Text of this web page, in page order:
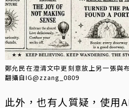
鄭允民在澄清文中更刻意放上另一張與
翻攝自IG@zzang_0809
此外，也有人質疑，使用